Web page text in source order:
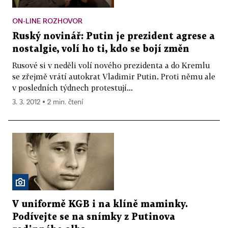
ON-LINE ROZHOVOR
Ruský novinář: Putin je prezident agrese a
nostalgie, volí ho ti, kdo se bojí změn
Rusové si v neděli volí nového prezidenta a do Kremlu
se zřejmě vrátí autokrat Vladimir Putin. Proti němu ale
v posledních týdnech protestují...
3. 3. 2012 ▪ 2 min. čtení
V uniformě KGB i na klíně maminky.
Podívejte se na snímky z Putinova